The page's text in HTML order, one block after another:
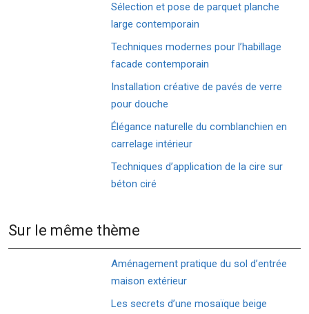
Sélection et pose de parquet planche
large contemporain
Techniques modernes pour l’habillage
facade contemporain
Installation créative de pavés de verre
pour douche
Élégance naturelle du comblanchien en
carrelage intérieur
Techniques d’application de la cire sur
béton ciré
Sur le même thème
Aménagement pratique du sol d’entrée
maison extérieur
Les secrets d’une mosaïque beige